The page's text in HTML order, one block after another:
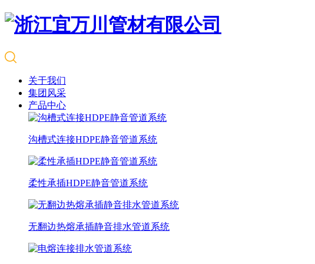
关于我们
集团风采
产品中心
沟槽式连接HDPE静音管道系统
柔性承插HDPE静音管道系统
无翻边热熔承插静音排水管道系统